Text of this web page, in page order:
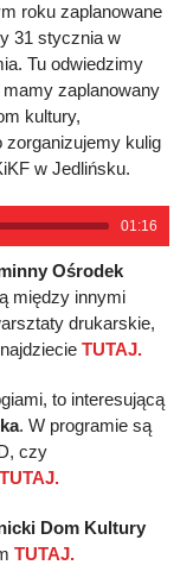
roku zaplanowane
31 stycznia w
Tu odwiedzimy
zaplanowany
kultury,
zorganizujemy kulig
w Jedlińsku.
01:16
Ośrodek
między innymi
drukarskie,
TUTAJ.
to interesującą
. W programie są
czy
TUTAJ.
Dom Kultury
TUTAJ.